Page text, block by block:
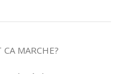
MARCHE?